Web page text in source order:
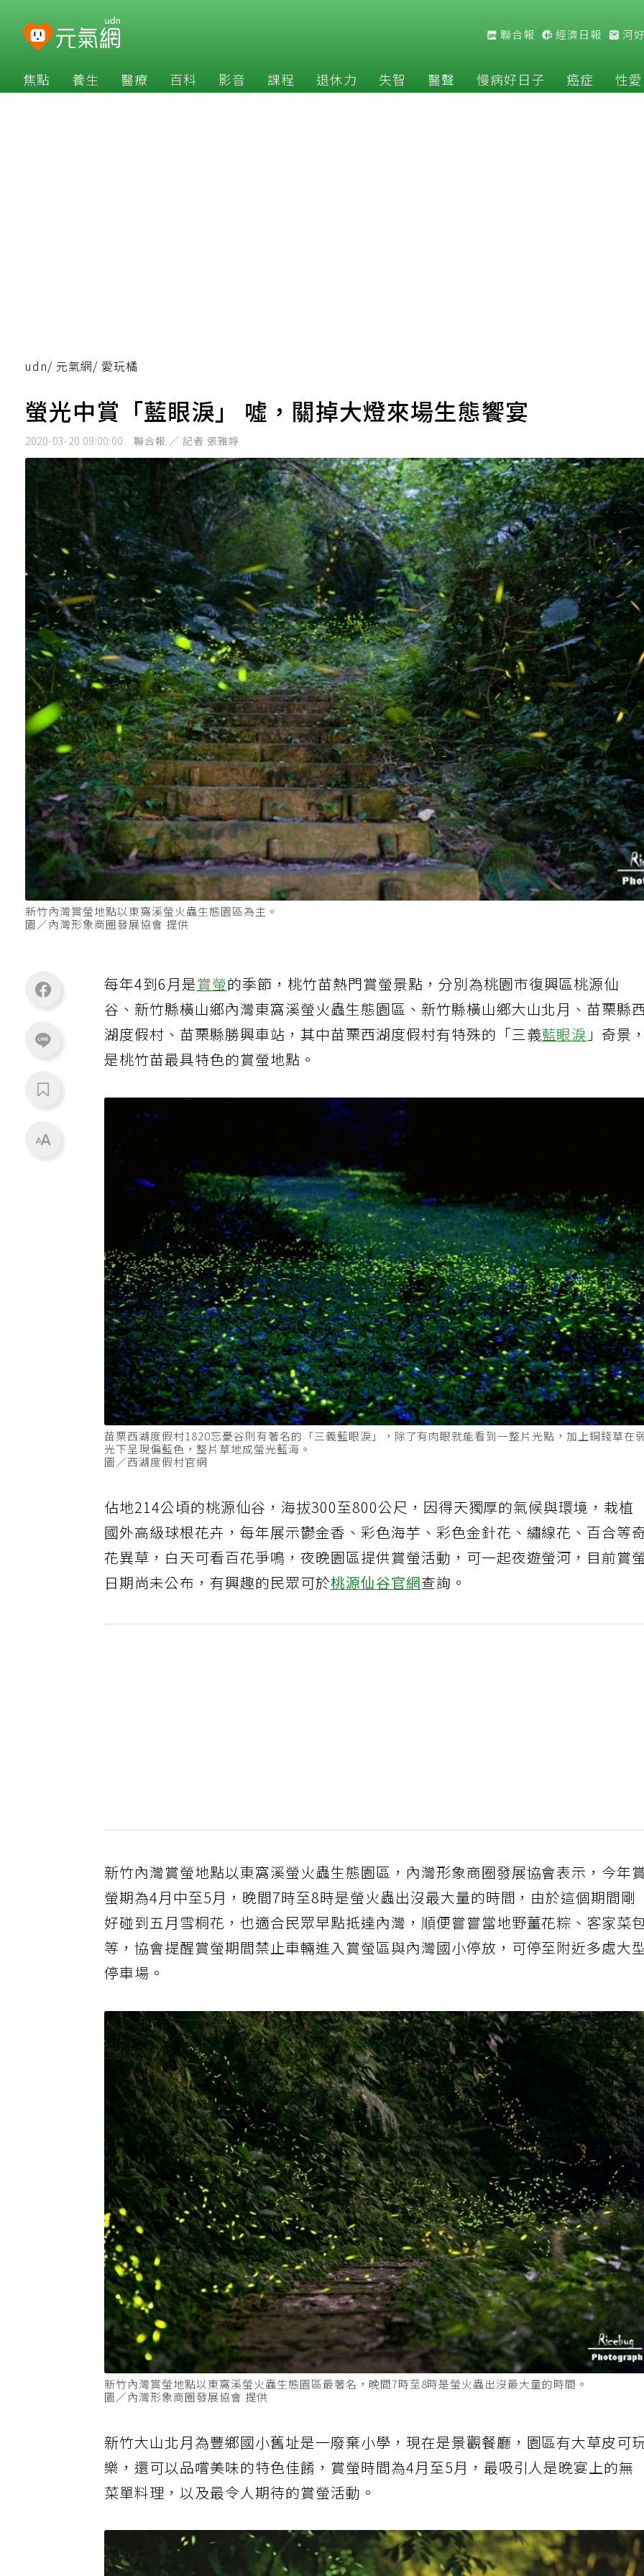
聯合報 經濟日報 河
焦點 養生 醫療 百科 影音 課程 退休力 失智 醫聲 慢病好日子 癌症 性愛
udn/ 元氣網/ 愛玩橘
螢光中賞「藍眼淚」 噓，關掉大燈來場生態饗宴
2020-03-20 09:00:00 聯合報 ／ 記者 張雅婷
新竹內灣賞螢地點以東窩溪螢火蟲生態園區為主。
圖／內灣形象商圈發展協會 提供
每年4到6月是賞螢的季節，桃竹苗熱門賞螢景點，分別為桃園市復興區桃源仙
谷、新竹縣橫山鄉內灣東窩溪螢火蟲生態園區、新竹縣橫山鄉大山北月、苗栗縣
湖度假村、苗栗縣勝興車站，其中苗栗西湖度假村有特殊的「三義藍眼淚」奇景
是桃竹苗最具特色的賞螢地點。
苗栗西湖度假村1820忘憂谷則有著名的「三義藍眼淚」，除了有肉眼就能看到一整片光點，加上銅錢草在
光下呈現偏藍色，整片草地成螢光藍海。
圖／西湖度假村官網
佔地214公頃的桃源仙谷，海拔300至800公尺，因得天獨厚的氣候與環境，栽植
國外高級球根花卉，每年展示鬱金香、彩色海芋、彩色金針花、繡線花、百合等
花異草，白天可看百花爭鳴，夜晚園區提供賞螢活動，可一起夜遊螢河，目前賞
日期尚未公布，有興趣的民眾可於桃源仙谷官網查詢。
新竹內灣賞螢地點以東窩溪螢火蟲生態園區，內灣形象商圈發展協會表示，今年
螢期為4月中至5月，晚間7時至8時是螢火蟲出沒最大量的時間，由於這個期間剛
好碰到五月雪桐花，也適合民眾早點抵達內灣，順便嘗嘗當地野薑花粽、客家菜
等，協會提醒賞螢期間禁止車輛進入賞螢區與內灣國小停放，可停至附近多處大
停車場。
新竹內灣賞螢地點以東窩溪螢火蟲生態園區最著名，晚間7時至8時是螢火蟲出沒最大量的時間。
新竹大山北月為豐鄉國小舊址是一廢棄小學，現在是景觀餐廳，園區有大草皮可
樂，還可以品嚐美味的特色佳餚，賞螢時間為4月至5月，最吸引人是晚宴上的無
菜單料理，以及最令人期待的賞螢活動。